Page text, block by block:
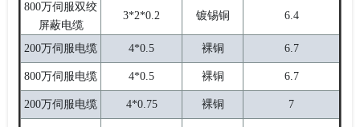
800万伺服双绞
屏蔽电缆
3*2*0.2 镀锡铜 6.4
200万伺服电缆 4*0.5 裸铜 6.7
800万伺服电缆 4*0.5 裸铜 6.7
200万伺服电缆 4*0.75 裸铜 7